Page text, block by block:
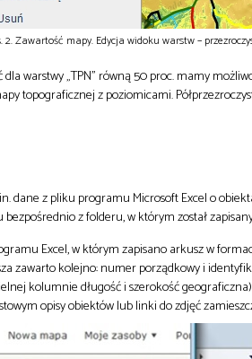
2. Zawartość mapy. Edycja widoku warstw –
dla warstwy „TPN” równą 50 proc. mamy
topograficznej z poziomicami.
dane z pliku programu Microsoft Excel o
z folderu, w którym został
Excel, w którym zapisano arkusz w
zawarto kolejno: numer porządkowy i
kolumnie długość i szerokość
opisy obiektów lub linki do zdjęć